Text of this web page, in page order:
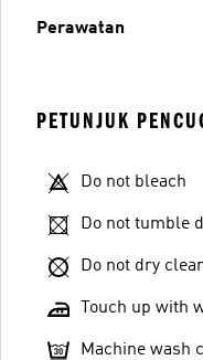
Perawatan
PETUNJUK
Do not bleach
Do not tumble
Do not dry
Touch up with
Machine wash